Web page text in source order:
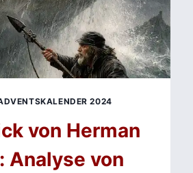
2024
von Herman
Analyse von